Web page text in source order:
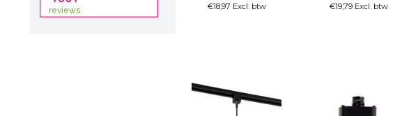
€18,97 Excl. btw €19,79 Excl. btw